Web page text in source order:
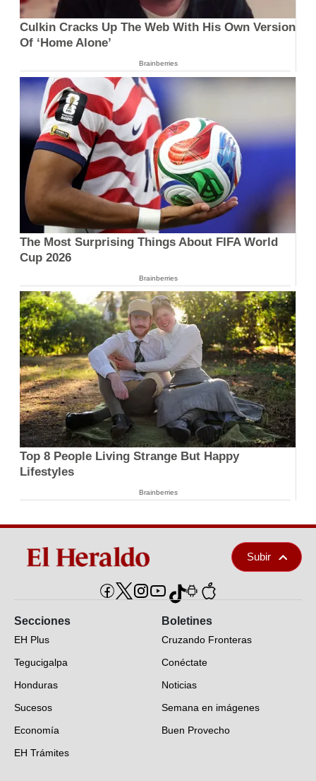
Culkin Cracks Up The Web With His Own Version
Of ‘Home Alone’
Brainberries
The Most Surprising Things About FIFA World
Cup 2026
Brainberries
Top 8 People Living Strange But Happy
Lifestyles
Brainberries
Subir
Secciones
EH Plus
Tegucigalpa
Honduras
Sucesos
Economía
EH Trámites
Boletines
Cruzando Fronteras
Conéctate
Noticias
Semana en imágenes
Buen Provecho